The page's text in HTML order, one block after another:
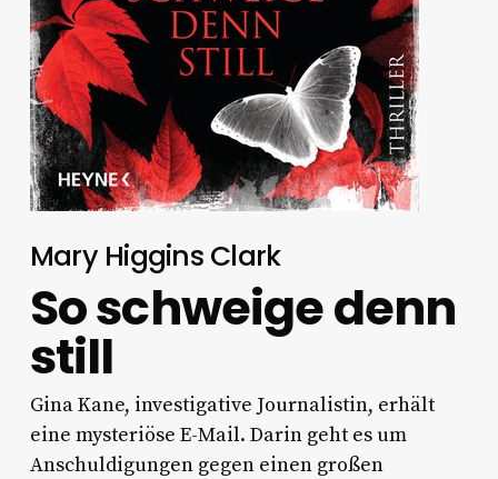
Mary Higgins Clark
So schweige denn
still
Gina Kane, investigative Journalistin, erhält
eine mysteriöse E-Mail. Darin geht es um
Anschuldigungen gegen einen großen